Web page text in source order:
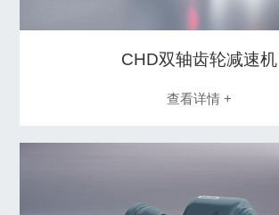
CHD双轴齿轮减速机
查看详情 +